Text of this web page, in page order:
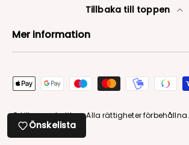
Tillbaka till toppen
Mer information
Betalningsmetoder
© Lilla garnbutiken. Alla rättigheter förbehållna.
Önskelista